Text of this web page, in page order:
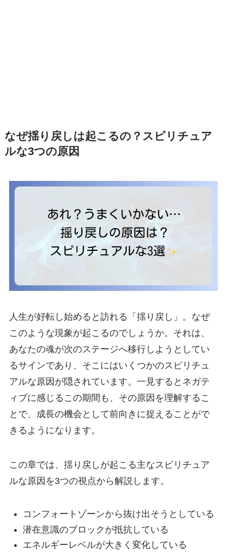
なぜ揺り戻しは起こるの？スピリチュア
ルな3つの原因
人生が好転し始めると訪れる「揺り戻し」。なぜ
このような現象が起こるのでしょうか。それは、
あなたの魂が次のステージへ移行しようとしてい
るサインであり、そこにはいくつかのスピリチュ
アルな原因が隠されています。一見するとネガテ
ィブに感じるこの期間も、その原因を理解するこ
とで、成長の機会として前向きに捉えることがで
きるようになります。
この章では、揺り戻しが起こる主なスピリチュア
ルな原因を3つの視点から解説します。
コンフォートゾーンから抜け出そうとしている
潜在意識のブロックが抵抗している
エネルギーレベルが大きく変化している